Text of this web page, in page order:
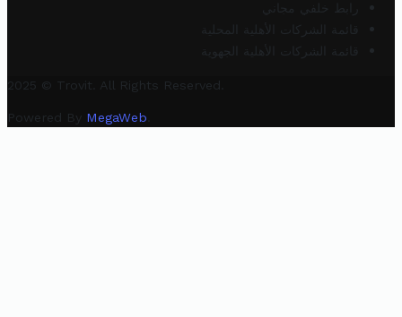
رابط خلفي مجاني
قائمة الشركات الأهلية المحلية
قائمة الشركات الأهلية الجهوية
2025 © Trovit. All Rights Reserved.
Powered By MegaWeb